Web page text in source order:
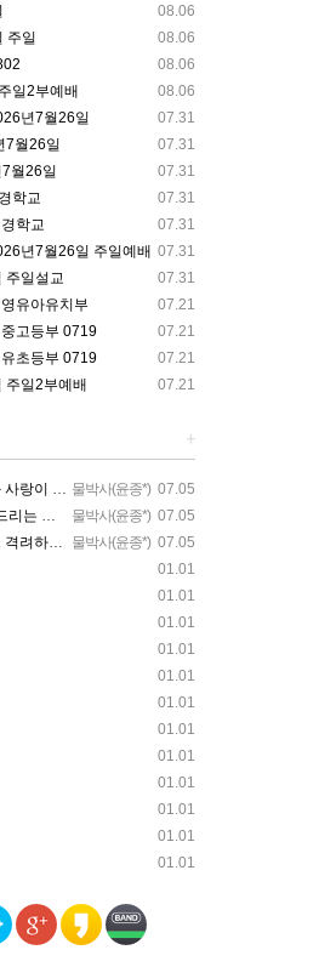
08.06
08.06
주일
08.06
08.06
일2부예배
07.31
년7월26일
07.31
7월26일
07.31
월26일
07.31
학교
07.31
학교
07.31
년7월26일 주일예배
07.31
일설교
07.21
유아유치부
07.21
고등부 0719
07.21
초등부 0719
07.21
일2부예배
+
물박사(윤종*) 07.05
어지길 축복합니다
물박사(윤종*) 07.05
께하길 기도합니다
물박사(윤종*) 07.05
가 되길 응원합니다
01.01
01.01
01.01
01.01
01.01
01.01
01.01
01.01
01.01
01.01
01.01
01.01